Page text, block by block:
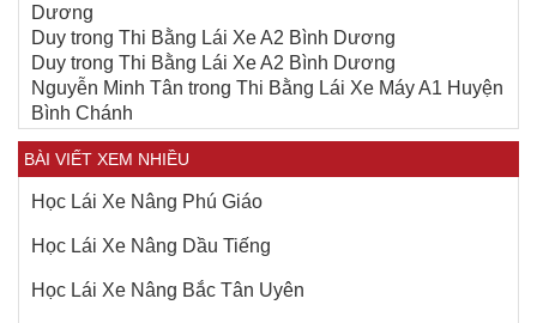
Dương
Duy trong Thi Bằng Lái Xe A2 Bình Dương
Duy trong Thi Bằng Lái Xe A2 Bình Dương
Nguyễn Minh Tân trong Thi Bằng Lái Xe Máy A1 Huyện
Bình Chánh
BÀI VIẾT XEM NHIỀU
Học Lái Xe Nâng Phú Giáo
Học Lái Xe Nâng Dầu Tiếng
Học Lái Xe Nâng Bắc Tân Uyên